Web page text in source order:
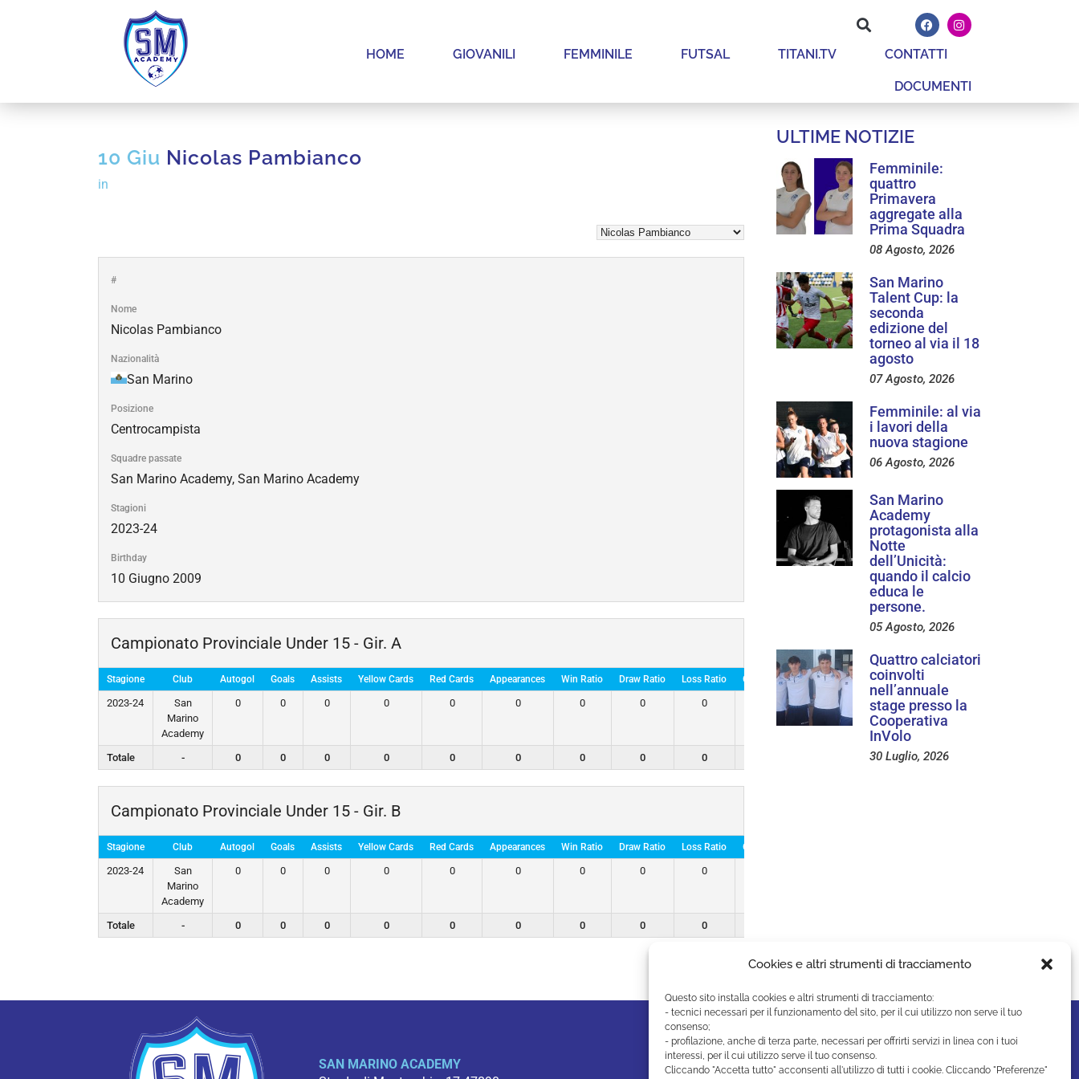
Cookies e altri strumenti di tracciamento
Questo sito installa cookies e altri strumenti di tracciamento:
- tecnici necessari per il funzionamento del sito, per il cui utilizzo non serve il tuo
consenso;
- profilazione, anche di terza parte, necessari per offrirti servizi in linea con i tuoi
interessi, per il cui utilizzo serve il tuo consenso.
Cliccando "Accetta tutto" acconsenti all'utilizzo di tutti i cookie. Cliccando "Preferenze"
HOME GIOVANILI FEMMINILE FUTSAL TITANI.TV CONTATTI
DOCUMENTI
10 Giu Nicolas Pambianco
in
#
Nome
Nicolas Pambianco
Nazionalità
San Marino
Posizione
Centrocampista
Squadre passate
San Marino Academy, San Marino Academy
Stagioni
2023-24
Birthday
10 Giugno 2009
Campionato Provinciale Under 15 - Gir. A
Stagione Club Autogol Goals Assists Yellow Cards Red Cards Appearances Win Ratio Draw Ratio Loss Ratio Own Goals
2023-24
San
Marino
Academy
0 0 0 0 0 0 0 0 0
Totale - 0 0 0 0 0 0 0 0 0
Campionato Provinciale Under 15 - Gir. B
Stagione Club Autogol Goals Assists Yellow Cards Red Cards Appearances Win Ratio Draw Ratio Loss Ratio Own Goals
2023-24
San
Marino
Academy
0 0 0 0 0 0 0 0 0
Totale - 0 0 0 0 0 0 0 0 0
ULTIME NOTIZIE
Femminile:
quattro
Primavera
aggregate alla
Prima Squadra
08 Agosto, 2026
San Marino
Talent Cup: la
seconda
edizione del
torneo al via il 18
agosto
07 Agosto, 2026
Femminile: al via
i lavori della
nuova stagione
06 Agosto, 2026
San Marino
Academy
protagonista alla
Notte
dell’Unicità:
quando il calcio
educa le
persone.
05 Agosto, 2026
Quattro calciatori
coinvolti
nell’annuale
stage presso la
Cooperativa
InVolo
30 Luglio, 2026
SAN MARINO ACADEMY